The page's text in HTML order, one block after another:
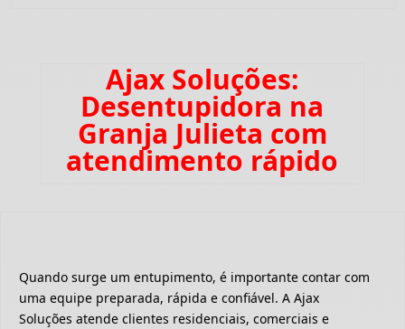
Ajax Soluções:
Desentupidora na
Granja Julieta com
atendimento rápido
Quando surge um entupimento, é importante contar com
uma equipe preparada, rápida e confiável. A Ajax
Soluções atende clientes residenciais, comerciais e